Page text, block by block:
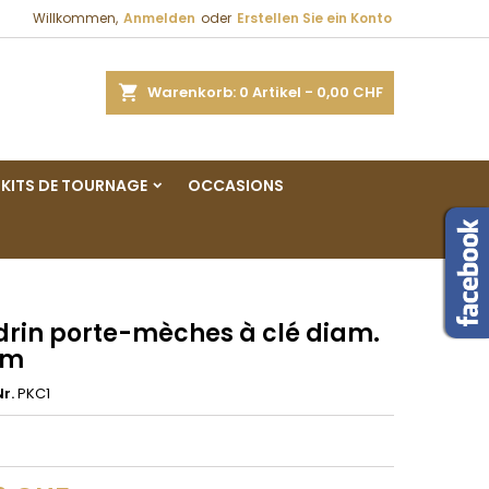
Willkommen, Anmelden oder Erstellen Sie ein Konto
Warenkorb 0 Artikel - 0,00 CHF
KITS DE TOURNAGE OCCASIONS
porte-mèches à clé diam.
PKC1